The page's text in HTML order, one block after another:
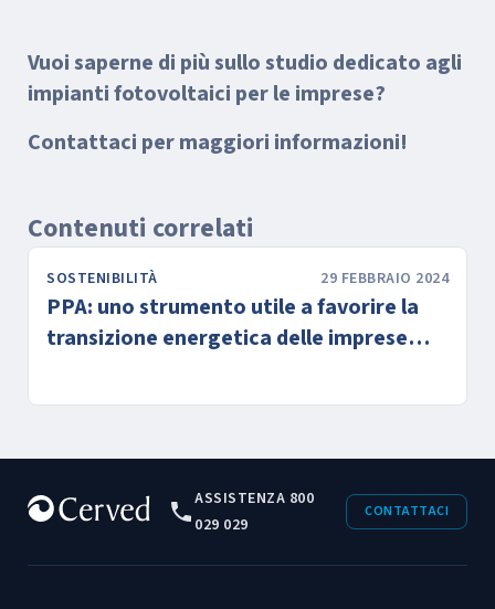
Vuoi saperne di più sullo studio dedicato agli
impianti fotovoltaici per le imprese?
Contattaci per maggiori informazioni!
Contenuti correlati
SOSTENIBILITÀ 29 FEBBRAIO 2024
PPA: uno strumento utile a favorire la
transizione energetica delle imprese
ASSISTENZA 800
029 029
CONTATTACI